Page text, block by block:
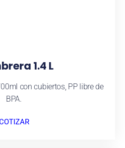
1.4 L
con cubiertos, PP libre de
BPA.